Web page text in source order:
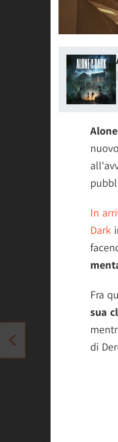
nuovo
In
Dark
Fra
sua
di